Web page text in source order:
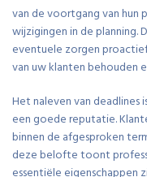
van de voortgang van
wijzigingen in de planning.
eventuele zorgen
van uw klanten behouden
Het naleven van
een goede reputatie.
binnen de afgesproken
deze belofte toont
essentiële eigenschappen